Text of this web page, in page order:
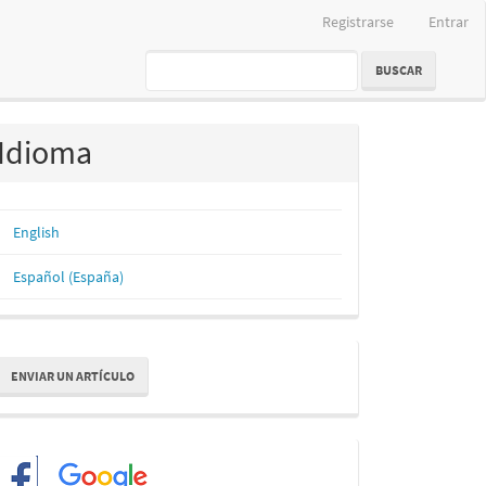
Registrarse Entrar
BUSCAR
Idioma
English
Español (España)
ENVIAR UN ARTÍCULO
Redes